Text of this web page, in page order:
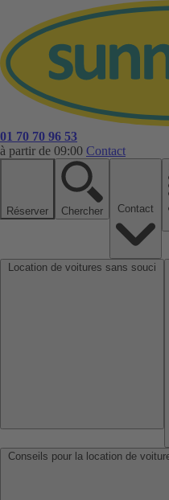
01 70 70 96 53
à partir de 09:00 Contact
Réserver Chercher